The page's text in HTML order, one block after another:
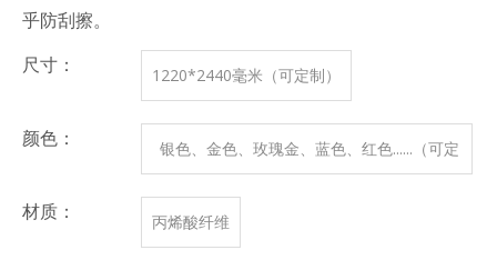
乎防刮擦。
尺寸： 1220*2440毫米（可定制）
颜色：
银色、金色、玫瑰金、蓝色、红色......（可定
材质： 丙烯酸纤维